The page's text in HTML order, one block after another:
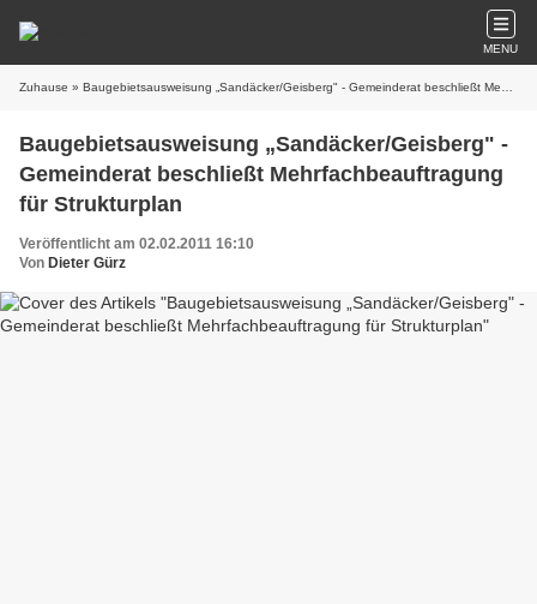
MENU
Zuhause » Baugebietsausweisung „Sandäcker/Geisberg" - Gemeinderat beschließt Mehrfachbeauftragung für Strukturplan
Baugebietsausweisung „Sandäcker/Geisberg" -
Gemeinderat beschließt Mehrfachbeauftragung
für Strukturplan
Veröffentlicht am 02.02.2011 16:10
Von Dieter Gürz